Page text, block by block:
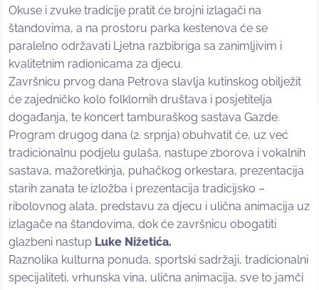
Okuse i zvuke tradicije pratit će brojni izlagači na
štandovima, a na prostoru parka kestenova će se
paralelno održavati Ljetna razbibriga sa zanimljivim i
kvalitetnim radionicama za djecu.
Završnicu prvog dana Petrova slavlja kutinskog obilježit
će zajedničko kolo folklornih društava i posjetitelja
događanja, te koncert tamburaškog sastava Gazde.
Program drugog dana (2. srpnja) obuhvatit će, uz već
tradicionalnu podjelu gulaša, nastupe zborova i vokalnih
sastava, mažoretkinja, puhačkog orkestara, prezentacija
starih zanata te izložba i prezentacija tradicijsko –
ribolovnog alata, predstavu za djecu i ulična animacija uz
izlagače na štandovima, dok će završnicu obogatiti
glazbeni nastup Luke Nižetića.
Raznolika kulturna ponuda, sportski sadržaji, tradicionalni
specijaliteti, vrhunska vina, ulična animacija, sve to jamči